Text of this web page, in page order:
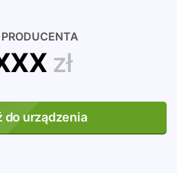
zł
do urządzenia